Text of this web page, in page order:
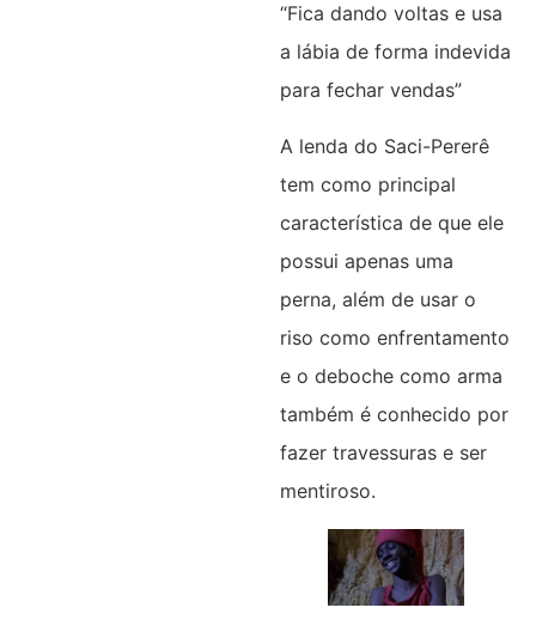
“Fica dando voltas e usa
a lábia de forma indevida
para fechar vendas”
A lenda do Saci-Pererê
tem como principal
característica de que ele
possui apenas uma
perna, além de usar o
riso como enfrentamento
e o deboche como arma
também é conhecido por
fazer travessuras e ser
mentiroso.